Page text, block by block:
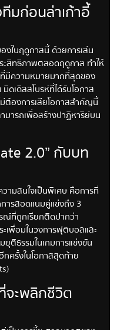
มก่อนล่าเก้าอี้
ในฤดูกาลนี้ ด้วยการเล่น
ะสิทธิภาพตลอดฤดูกาล ทำให้
มีความหมายมากที่สุดของ
เดิลสโบรห์ที่ได้รับโอกาส
ต้องการเสียโอกาสสำคัญนี้
มารถเพื่อสร้างปาฏิหาริย์บน
2.0” กับบท
ามสนใจเป็นพิเศษ คือการที่
ารสอดแนมคู่แข่งถึง 3
ณ์ที่ถูกเรียกติดปากว่า
เพื่อมในวงการฟุตบอลและ
ติธรรมในเกมการแข่งขัน
ครั้งในโอกาสสุดท้าย
จะพลิกชีวิต